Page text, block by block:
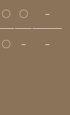
〇 〇 －
〇 － －